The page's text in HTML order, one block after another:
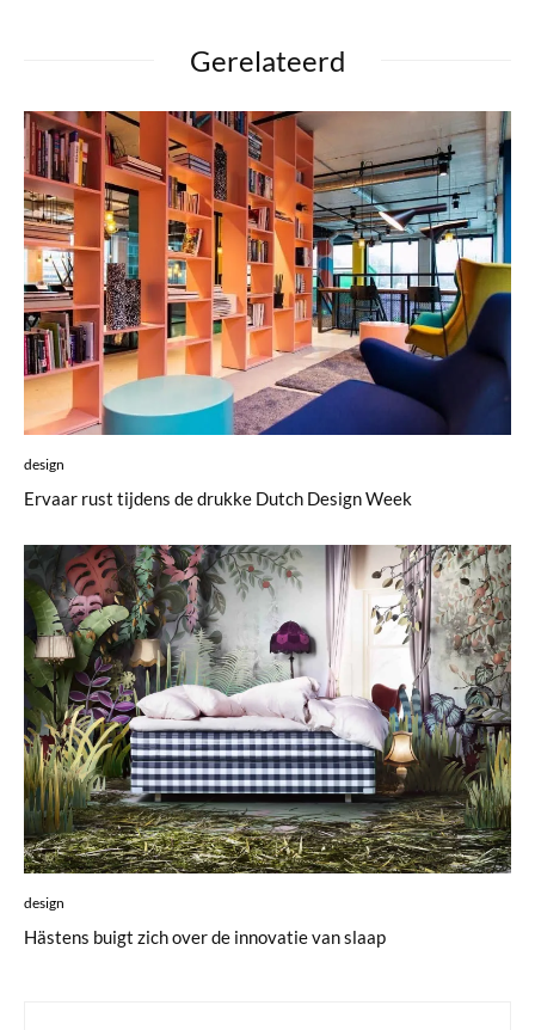
Gerelateerd
design
Ervaar rust tijdens de drukke Dutch Design Week
design
Hästens buigt zich over de innovatie van slaap